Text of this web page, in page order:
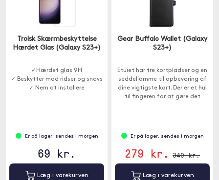
Trolsk Skærmbeskyttelse
Hærdet Glas (Galaxy S23+)
✓Hærdet glas 9H
✓ Beskytter mod ridser og snavs
✓ Nem at installere
Er på lager, sendes i morgen
69 kr.
Læg i varekurven
Gear Buffalo Wallet (Galaxy
S23+)
Etuiet har tre kortpladser og en
seddellomme til opbevaring af
dine vigtigste kort. Der er et hul
til fingeren for at gøre det
Er på lager, sendes i morgen
279 kr. 349 kr.
Læg i varekurven